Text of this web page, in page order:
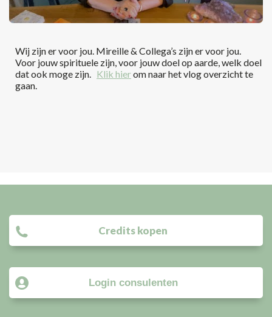
Wij zijn er voor jou. Mireille & Collega’s zijn er voor jou.
Voor jouw spirituele zijn, voor jouw doel op aarde, welk doel
dat ook moge zijn. Klik hierom naar het vlog overzicht te
gaan.
Credits kopen
Login consulenten